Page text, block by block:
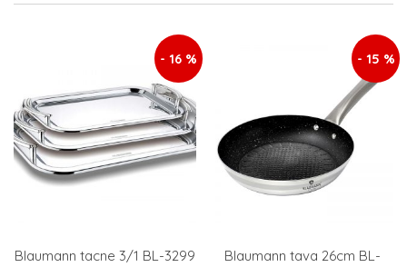
- 16 %
Blaumann tacne 3/1 BL-3299
- 15 %
Blaumann tava 26cm BL-